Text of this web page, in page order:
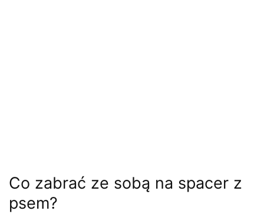
Co zabrać ze sobą na spacer z
psem?